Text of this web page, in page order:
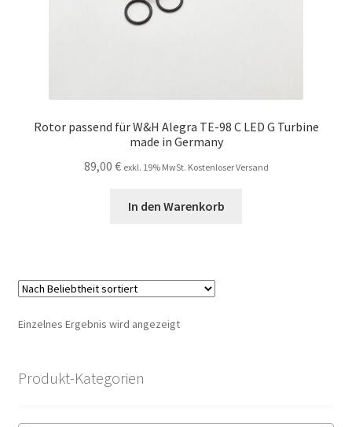
Rotor passend für W&H Alegra TE-98 C LED G Turbine
made in Germany
89,00 € exkl. 19% MwSt. Kostenloser Versand
In den Warenkorb
Einzelnes Ergebnis wird angezeigt
Produkt-Kategorien